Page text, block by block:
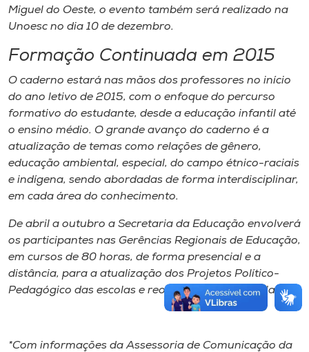
Miguel do Oeste, o evento também será realizado na
Unoesc no dia 10 de dezembro.
Formação Continuada em 2015
O caderno estará nas mãos dos professores no início
do ano letivo de 2015, com o enfoque do percurso
formativo do estudante, desde a educação infantil até
o ensino médio. O grande avanço do caderno é a
atualização de temas como relações de gênero,
educação ambiental, especial, do campo étnico-raciais
e indígena, sendo abordadas de forma interdisciplinar,
em cada área do conhecimento.
De abril a outubro a Secretaria da Educação envolverá
os participantes nas Gerências Regionais de Educação,
em cursos de 80 horas, de forma presencial e a
distância, para a atualização dos Projetos Político-
Pedagógico das escolas e reorganização curricular.
*Com informações da Assessoria de Comunicação da